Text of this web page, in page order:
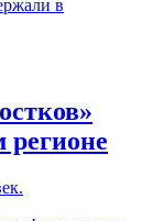
регионе